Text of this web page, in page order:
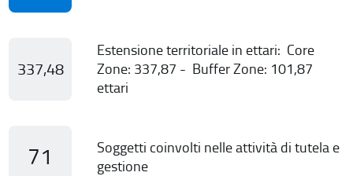
337,48
Estensione territoriale in ettari: Core
Zone: 337,87 - Buffer Zone: 101,87
ettari
71
Soggetti coinvolti nelle attività di tutela e
gestione